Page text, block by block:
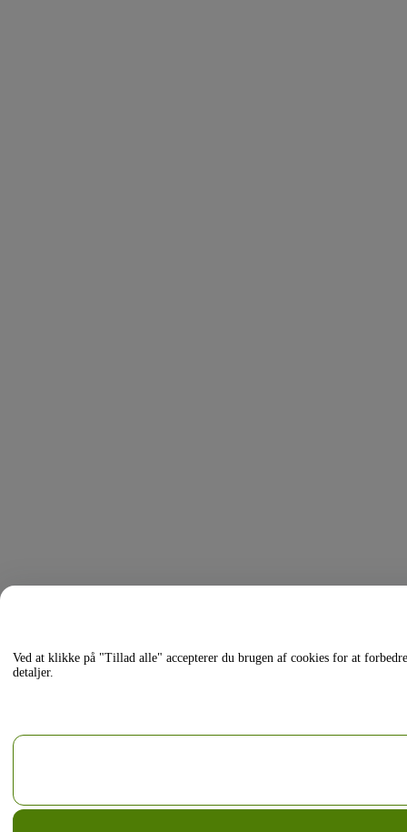
Ved at klikke på "Tillad alle" accepterer du brugen af cookies for at
detaljer.